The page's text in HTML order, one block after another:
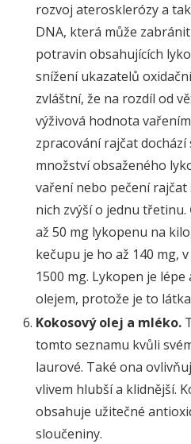
rozvoj aterosklerózy a
DNA, která může
potravin obsahujících
snížení ukazatelů
zvláštní, že na rozdíl od
výživová hodnota
zpracování rajčat dochází
množství obsaženého
vaření nebo pečení
nich zvýší o jednu
až 50 mg lykopenu na
kečupu je ho až 140 mg,
1500 mg. Lykopen je
olejem, protože je to
Kokosový olej a mléko.
tomto seznamu kvůli
laurové. Také ona
vlivem hlubší a klidnější.
obsahuje užitečné
sloučeniny.